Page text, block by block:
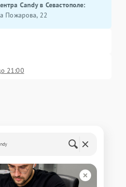
Candy в Севастополе:
Пожарова, 22
21:00